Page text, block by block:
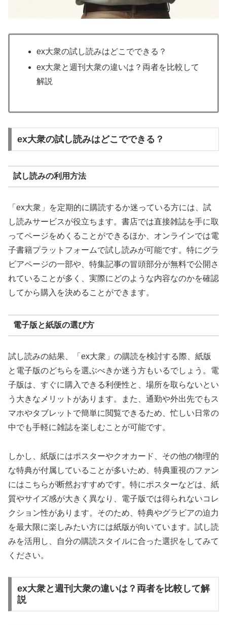
ex大衆の試し読みはどこでできる？
ex大衆と週刊大衆の違いは？両者を比較して
解説
ex大衆の試し読みはどこでできる？
試し読みの利用方法
「ex大衆」を定期的に購読するか迷っている方には、試
し読みサービスが役立ちます。書店では直接雑誌を手に取
ってページをめくることができるほか、オンラインでは電
子書籍プラットフォームで試し読みが可能です。特にグラ
ビアページの一部や、特集記事の冒頭部分が無料で公開さ
れていることが多く、実際にどのような内容なのかを確認
してから購入を決めることができます。
電子版と紙版の選び方
試し読みの結果、「ex大衆」の購読を検討する際、紙版
と電子版のどちらを選ぶべきか迷う方もいるでしょう。電
子版は、すぐに購入できる利便性と、場所を取らないとい
う大きなメリットがあります。また、通勤や外出先でもス
マホやタブレットで簡単に閲覧できるため、忙しい日常の
中でも手軽に雑誌を楽しむことが可能です。
しかし、紙版にはポスターやクオカード、その他の物理的
な特典が付属していることが多いため、特典重視のファン
にはこちらが断然おすすめです。特にポスターなどは、紙
質やサイズ感が大きく異なり、電子版では得られないコレ
クション性があります。そのため、特典やグラビアの迫力
を最大限に楽しみたい方には紙版が向いています。試し読
みを活用し、自分の購読スタイルに合った選択をしてみて
ください。
ex大衆と週刊大衆の違いは？両者を比較して解
説